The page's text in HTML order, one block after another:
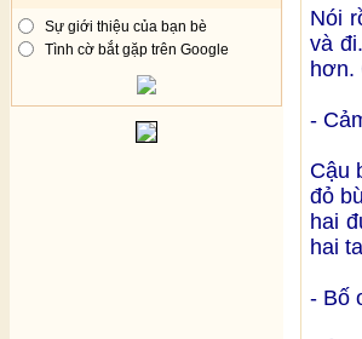
Sự giới thiệu của bạn bè
Tình cờ bắt gặp trên Google
Nói
và
hơn.
-
Cậu
đỏ
hai
hai
- Bố